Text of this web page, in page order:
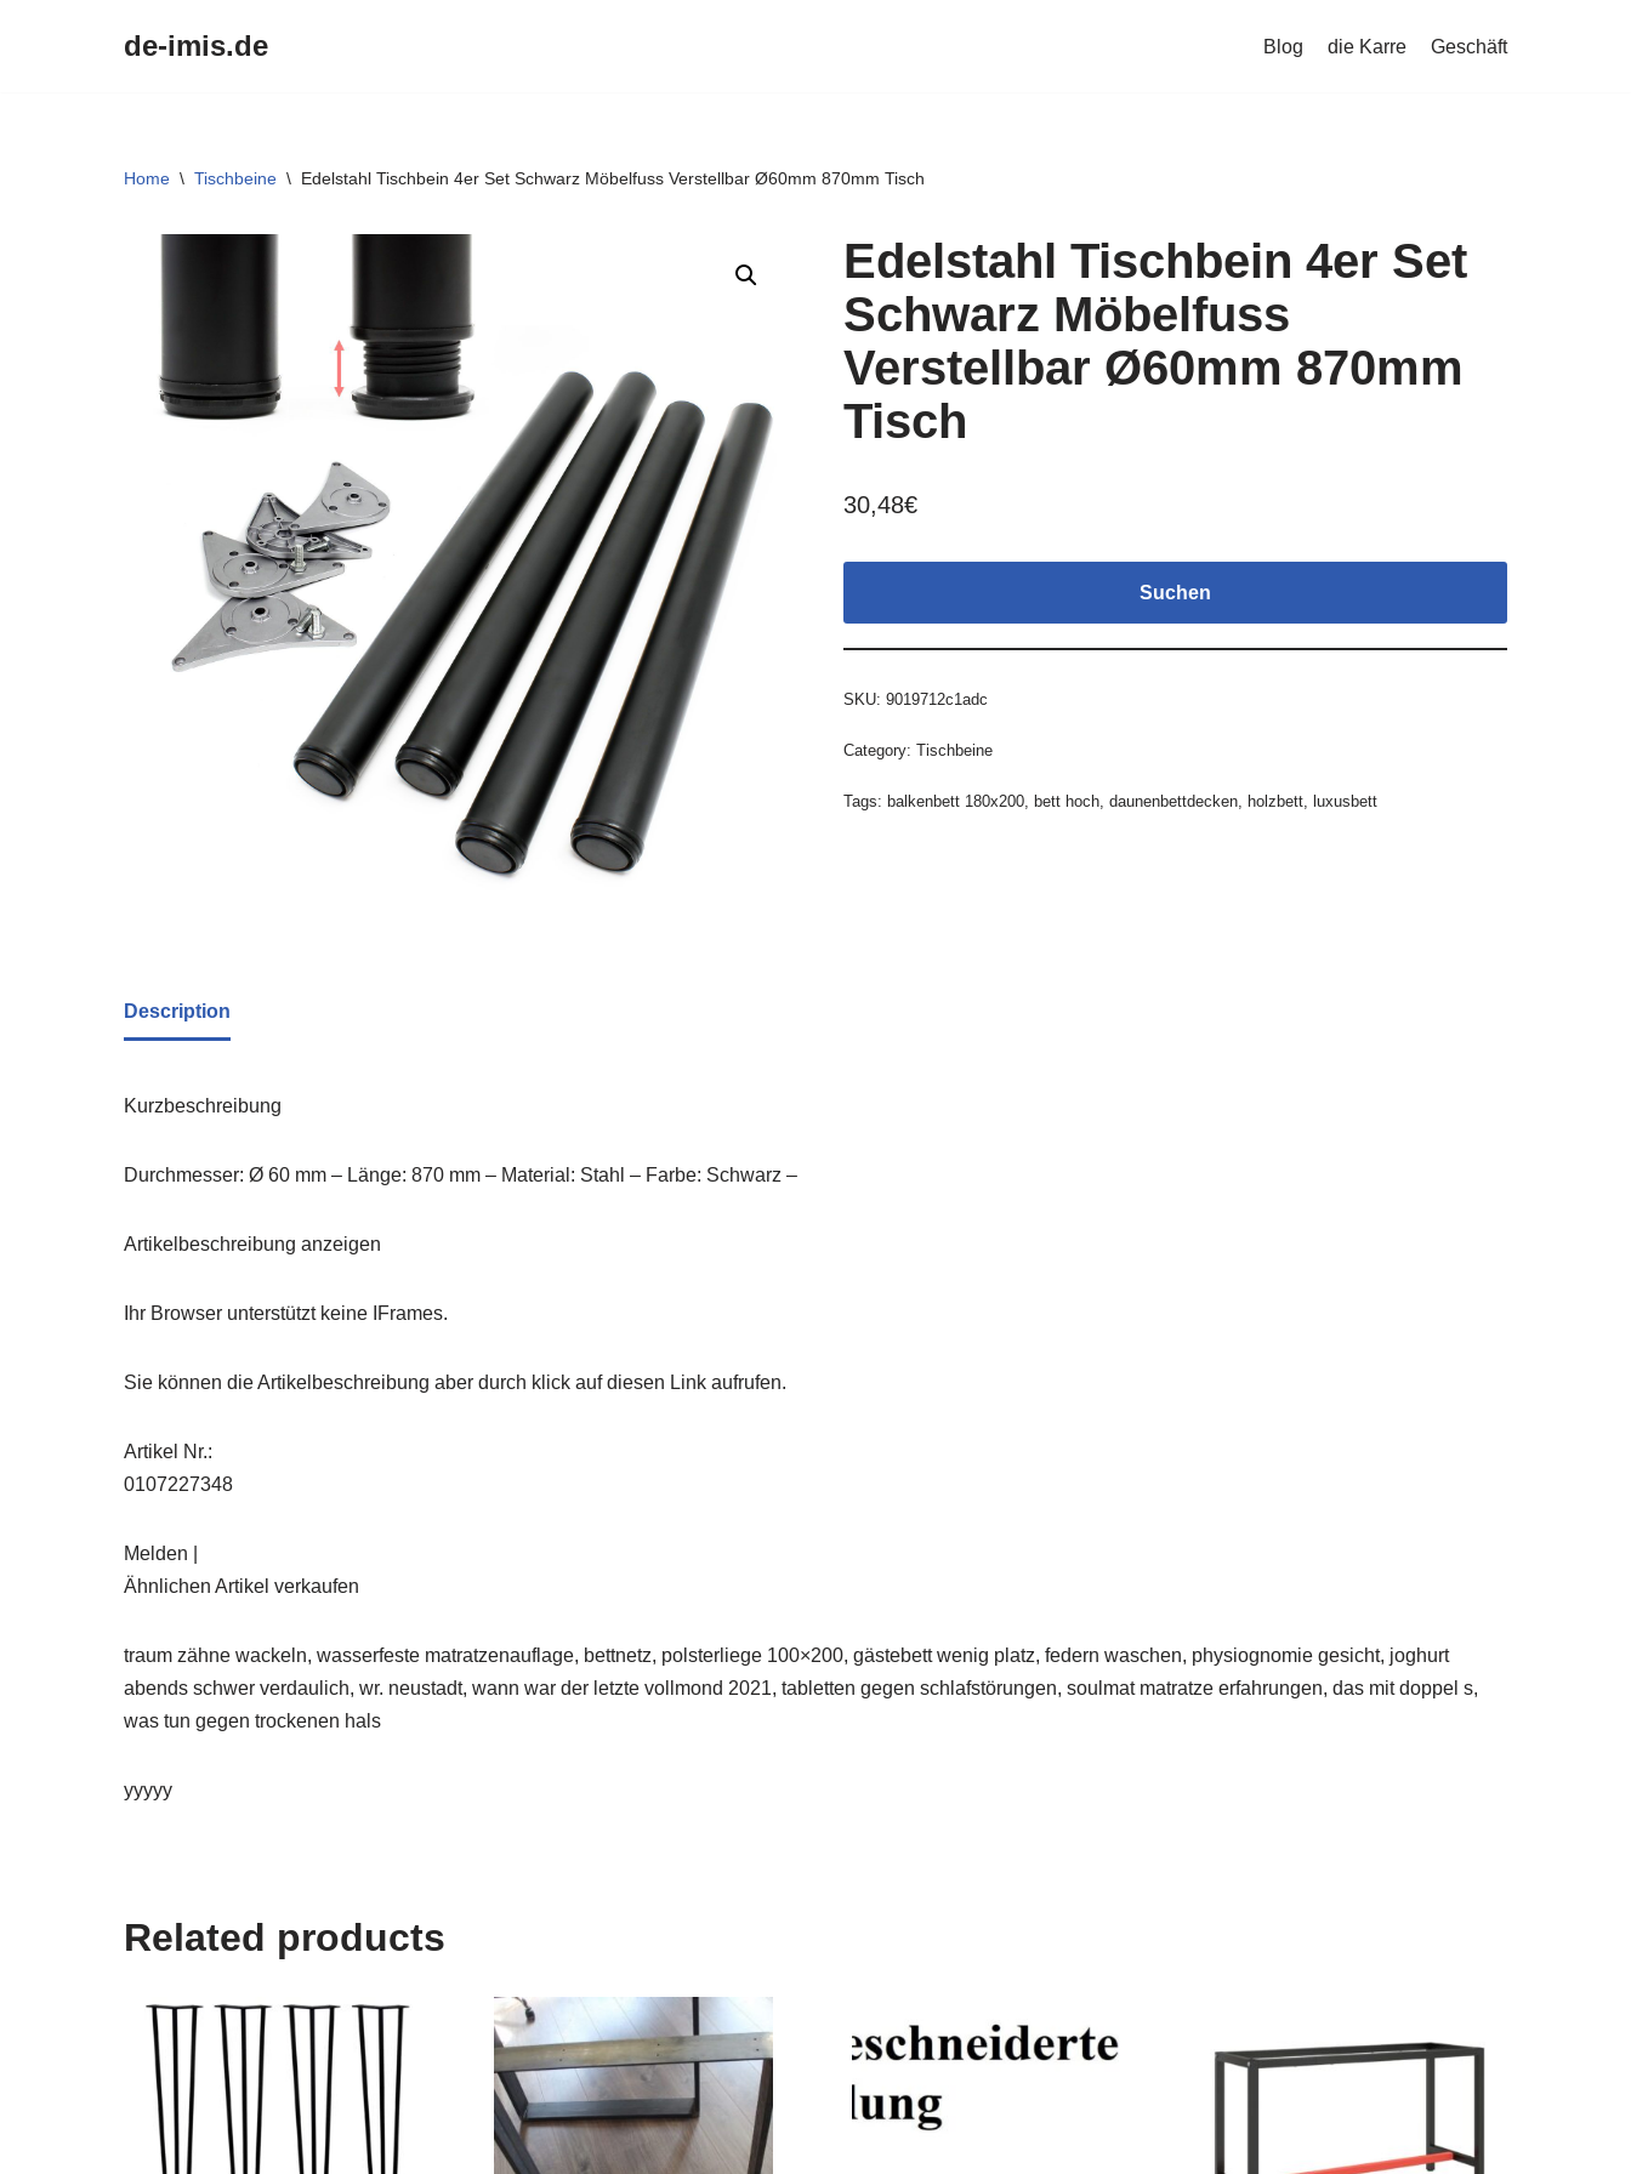
de-imis.de Blog die Karre Geschäft
Home \ Tischbeine \ Edelstahl Tischbein 4er Set Schwarz Möbelfuss Verstellbar Ø60mm 870mm Tisch
Edelstahl Tischbein 4er Set
Schwarz Möbelfuss
Verstellbar Ø60mm 870mm
Tisch
30,48€
Suchen
SKU: 9019712c1adc
Category: Tischbeine
Tags: balkenbett 180x200, bett hoch, daunenbettdecken, holzbett, luxusbett
Description
Kurzbeschreibung
Durchmesser: Ø 60 mm – Länge: 870 mm – Material: Stahl – Farbe: Schwarz –
Artikelbeschreibung anzeigen
Ihr Browser unterstützt keine IFrames.
Sie können die Artikelbeschreibung aber durch klick auf diesen Link aufrufen.
Artikel Nr.:
0107227348
Melden |
Ähnlichen Artikel verkaufen
traum zähne wackeln, wasserfeste matratzenauflage, bettnetz, polsterliege 100×200, gästebett wenig platz, federn waschen, physiognomie gesicht, joghurt
abends schwer verdaulich, wr. neustadt, wann war der letzte vollmond 2021, tabletten gegen schlafstörungen, soulmat matratze erfahrungen, das mit doppel s,
was tun gegen trockenen hals
yyyyy
Related products